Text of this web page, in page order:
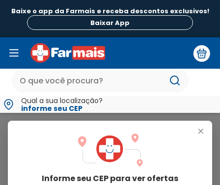
Baixe o app da Farmais e receba descontos exclusivos!
Baixar App
Qual a sua localização?
informe seu CEP
+
Informe seu CEP para ver ofertas